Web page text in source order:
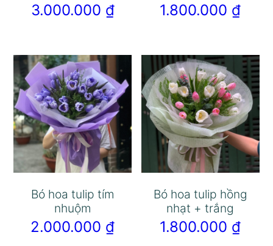
3.000.000 ₫ 1.800.000 ₫
Bó hoa tulip tím
nhuộm
2.000.000 ₫
Bó hoa tulip hồng
nhạt + trắng
1.800.000 ₫